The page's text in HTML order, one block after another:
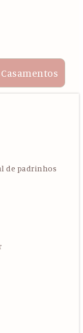
de padrinhos